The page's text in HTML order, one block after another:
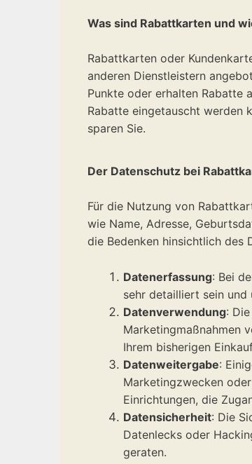
Was sind Rabattkarten und
Rabattkarten oder
anderen Dienstleistern
Punkte oder erhalten Rabatte
Rabatte eingetauscht werden
sparen Sie.
Der Datenschutz bei
Für die Nutzung von
wie Name, Adresse,
die Bedenken hinsichtlich des
Datenerfassung: Bei
sehr detailliert sein und
Datenverwendung:
Marketingmaßnahmen
Ihrem bisherigen
Datenweitergabe:
Marketingzwecken
Einrichtungen, die
Datensicherheit: Die
Datenlecks oder
geraten.